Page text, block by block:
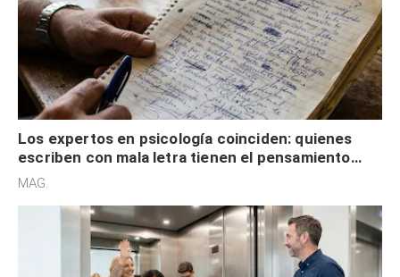
Los expertos en psicología coinciden: quienes
escriben con mala letra tienen el pensamiento
acelerado y no lo hacen por desinterés
MAG.